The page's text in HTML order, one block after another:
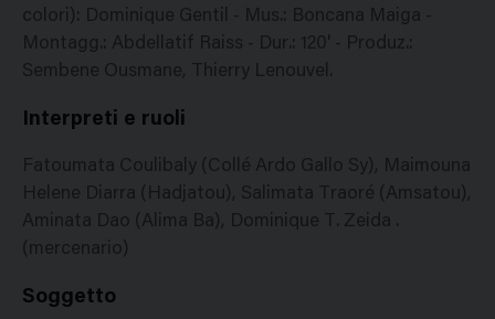
colori): Dominique Gentil - Mus.: Boncana Maiga -
Montagg.: Abdellatif Raiss - Dur.: 120' - Produz.:
Sembene Ousmane, Thierry Lenouvel.
Interpreti e ruoli
Fatoumata Coulibaly (Collé Ardo Gallo Sy), Maimouna
Helene Diarra (Hadjatou), Salimata Traoré (Amsatou),
Aminata Dao (Alima Ba), Dominique T. Zeida .
(mercenario)
Soggetto